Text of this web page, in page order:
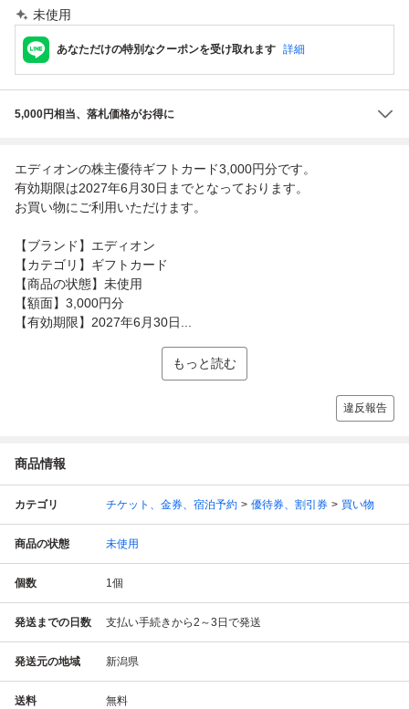
未使用
あなただけの特別なクーポンを受け取れます 詳細
5,000円相当、落札価格がお得に
エディオンの株主優待ギフトカード3,000円分です。
有効期限は2027年6月30日までとなっております。
お買い物にご利用いただけます。
【ブランド】エディオン
【カテゴリ】ギフトカード
【商品の状態】未使用
【額面】3,000円分
【有効期限】2027年6月30日...
もっと読む
違反報告
商品情報
カテゴリ チケット、金券、宿泊予約 優待券、割引券 買い物
商品の状態 未使用
個数 1個
発送までの日数 支払い手続きから2～3日で発送
発送元の地域 新潟県
送料
無料